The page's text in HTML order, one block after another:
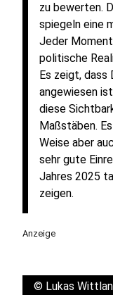
zu bewerten.
spiegeln eine
Jeder
politische
Es zeigt,
angewiesen
diese
Maßstäben.
Weise aber
sehr gute
Jahres 2025
zeigen.
Anzeige
© Lukas